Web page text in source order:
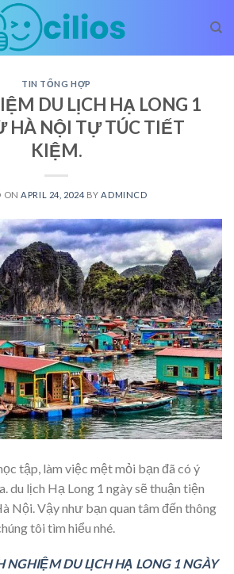
TIN TỔNG HỢP
DU LỊCH HẠ LONG 1
HÀ NỘI TỰ TÚC TIẾT
KIỆM.
ON APRIL 24, 2024 BY ADMINCD
tập, làm việc mệt mỏi bạn đã có ý
du lịch Hạ Long 1 ngày sẽ thuận tiện
Nội. Vậy như bạn quan tâm đến thông
tôi tìm hiểu nhé.
NGHIỆM DU LỊCH HẠ LONG 1 NGÀY